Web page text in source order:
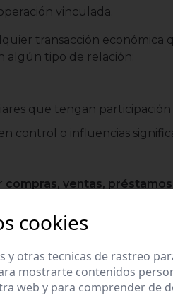
vinculada.
transacción económica
algún tipo de relación:
que tengan
control o influencias
compras, ventas,
a Hacienda conocer
correcta tributación de estas
cookies
y otras tecnicas de rastreo
mostrarte contenidos
web y para comprender de